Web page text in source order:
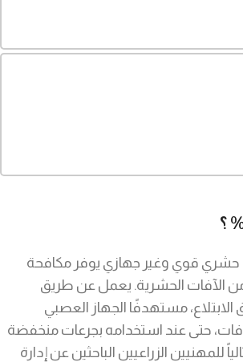
مبيد حشري قوي وغير جهازي يوفر مكافحة
الآفات الحشرية. يعمل عن طريق
مستهدفًا الجهاز العصبي
حتى عند استخدامه بجرعات منخفضة
للمهنيين الزراعيين الباحثين عن إدارة